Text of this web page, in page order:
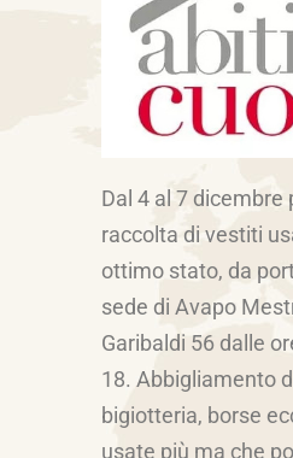
Dal 4 al 7 dicembre
raccolta di vestiti
ottimo stato, da
sede di Avapo
Garibaldi 56 dalle
18. Abbigliamento
bigiotteria, borse
usate più ma che